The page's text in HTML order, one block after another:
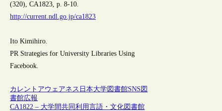
(320), CA1823, p. 8-10.
http://current.ndl.go.jp/ca1823
Ito Kimihiro.
PR Strategies for University Libraries Using
Facebook.
カレントアウェアネス 日本大学図書館SNS図
書館広報
CA1822 – 大学間共同利用言語・文化図書館